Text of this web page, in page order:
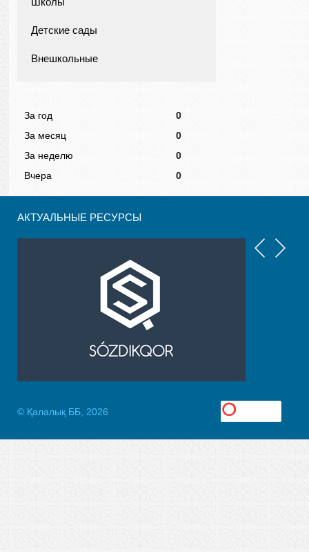
Детские сады
Внешкольные
За год
0
За месяц
0
За неделю
0
Вчера
0
АКТУАЛЬНЫЕ РЕСУРСЫ
© Қалалық ББ, 2026